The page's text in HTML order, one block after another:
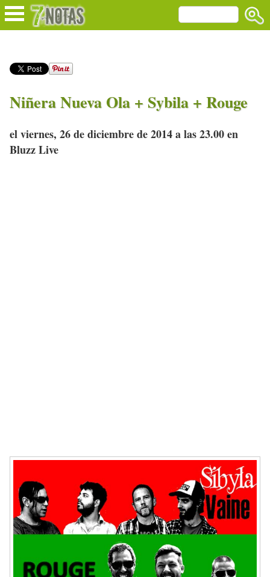
Niñera Nueva Ola + Sybila + Rouge
el viernes, 26 de diciembre de 2014 a las 23.00 en
Bluzz Live